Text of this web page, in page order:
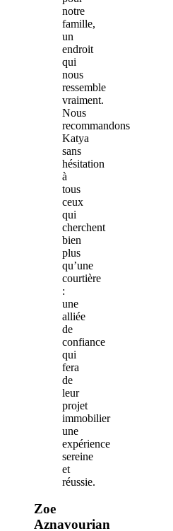
notre
famille,
un
endroit
qui
nous
ressemble
vraiment.
Nous
recommandons
Katya
sans
hésitation
à
tous
ceux
qui
cherchent
bien
plus
qu’une
courtière
:
une
alliée
de
confiance
qui
fera
de
leur
projet
immobilier
une
expérience
sereine
et
réussie.
Zoe
Aznavourian